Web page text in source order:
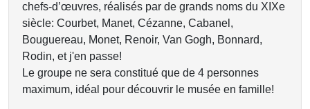
chefs-d’œuvres, réalisés par de grands noms du XIXe
siècle: Courbet, Manet, Cézanne, Cabanel,
Bouguereau, Monet, Renoir, Van Gogh, Bonnard,
Rodin, et j'en passe!
Le groupe ne sera constitué que de 4 personnes
maximum, idéal pour découvrir le musée en famille!